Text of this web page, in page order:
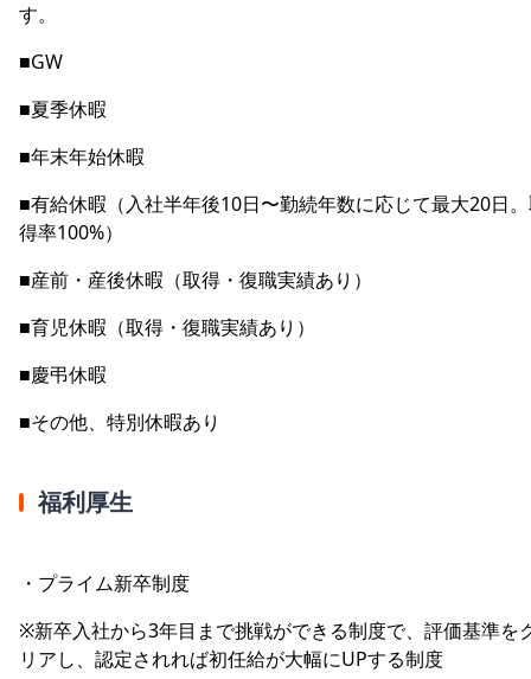
す。
■GW
■夏季休暇
■年末年始休暇
■有給休暇（入社半年後10日〜勤続年数に応じて最大20日
得率100%）
■産前・産後休暇（取得・復職実績あり）
■育児休暇（取得・復職実績あり）
■慶弔休暇
■その他、特別休暇あり
福利厚生
・プライム新卒制度
※新卒入社から3年目まで挑戦ができる制度で、評価基準を
リアし、認定されれば初任給が大幅にUPする制度